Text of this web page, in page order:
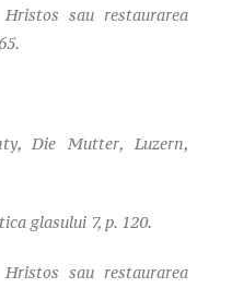
sau restaurarea
Die Mutter, Luzern,
glasului 7, p. 120.
sau restaurarea